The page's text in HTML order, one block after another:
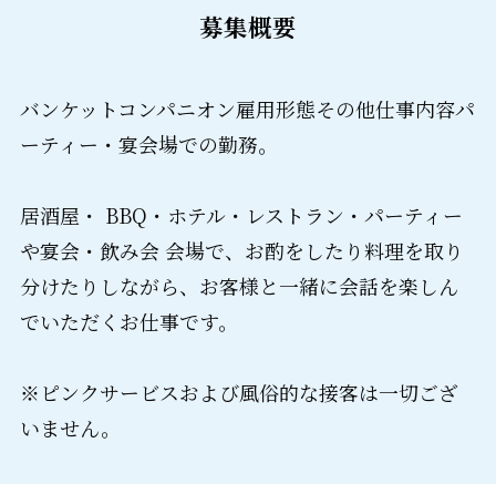
募集概要
バンケットコンパニオン雇用形態その他仕事内容パ
ーティー・宴会場での勤務。
居酒屋・ BBQ・ホテル・レストラン・パーティー
や宴会・飲み会 会場で、お酌をしたり料理を取り
分けたりしながら、お客様と一緒に会話を楽しん
でいただくお仕事です。
※ピンクサービスおよび風俗的な接客は一切ござ
いません。